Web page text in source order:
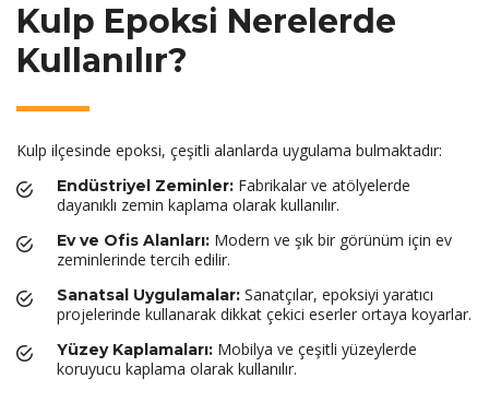
Kulp Epoksi Nerelerde
Kullanılır?
Kulp ilçesinde epoksi, çeşitli alanlarda uygulama bulmaktadır:
Endüstriyel Zeminler: Fabrikalar ve atölyelerde
dayanıklı zemin kaplama olarak kullanılır.
Ev ve Ofis Alanları: Modern ve şık bir görünüm için ev
zeminlerinde tercih edilir.
Sanatsal Uygulamalar: Sanatçılar, epoksiyi yaratıcı
projelerinde kullanarak dikkat çekici eserler ortaya koyarlar.
Yüzey Kaplamaları: Mobilya ve çeşitli yüzeylerde
koruyucu kaplama olarak kullanılır.